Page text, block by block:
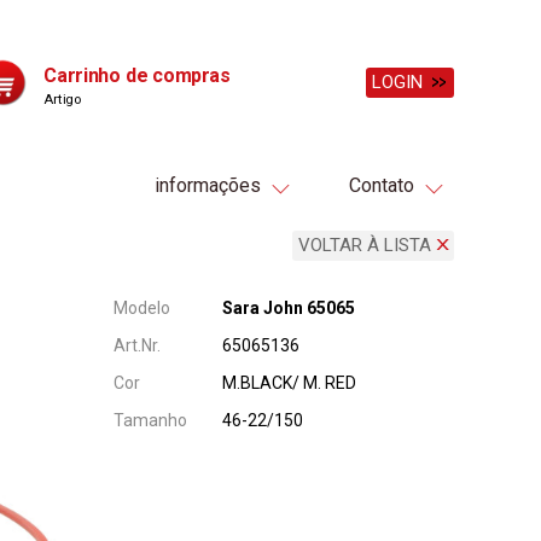
Carrinho de compras
Artigo
LOGIN
informações Contato
VOLTAR À LISTA
Modelo
Sara John 65065
Art.Nr.
65065136
Cor
M.BLACK/ M. RED
Tamanho
46-22/150